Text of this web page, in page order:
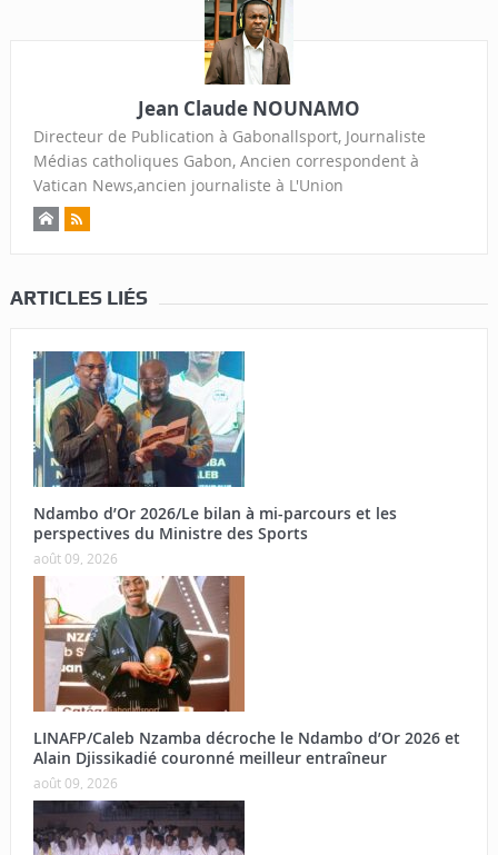
Jean Claude NOUNAMO
Directeur de Publication à Gabonallsport, Journaliste
Médias catholiques Gabon, Ancien correspondent à
Vatican News,ancien journaliste à L'Union
ARTICLES LIÉS
Ndambo d’Or 2026/Le bilan à mi-parcours et les
perspectives du Ministre des Sports
août 09, 2026
LINAFP/Caleb Nzamba décroche le Ndambo d’Or 2026 et
Alain Djissikadié couronné meilleur entraîneur
août 09, 2026